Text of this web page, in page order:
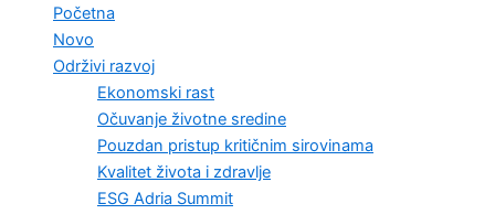
Početna
Novo
Održivi razvoj
Ekonomski rast
Očuvanje životne sredine
Pouzdan pristup kritičnim sirovinama
Kvalitet života i zdravlje
ESG Adria Summit